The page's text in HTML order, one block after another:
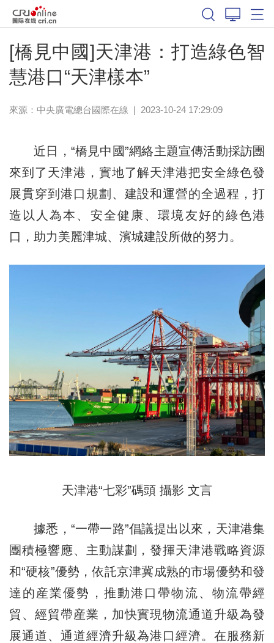
[橋見中國]天津港：打造綠色智
慧港口“天津樣本”
來源：中央廣電總台國際在線 | 2023-10-24 17:29:09
近日，“橋見中國”網絡主題宣傳活動採訪團
來到了天津港，實地了解天津港把安全綠色發
展貫穿到港口規劃、建設和運營的全過程，打
造以人為本、安全健康、環境友好的綠色港
口，助力美麗津城、濱城建設所做的努力。
天津港“七彩”碼頭 攝影 文言
據悉，“一帶一路”倡議提出以來，天津港集
團積極響應、主動謀劃，發揮天津港戰略資源
和“硬核”優勢，依託京津冀成熟的市場優勢和發
達的産業優勢，推動港口帶物流、物流帶經
貿、經貿帶産業，加快實現物流通道升級為發
展通道、通道經濟升級為港口經濟。在服務新